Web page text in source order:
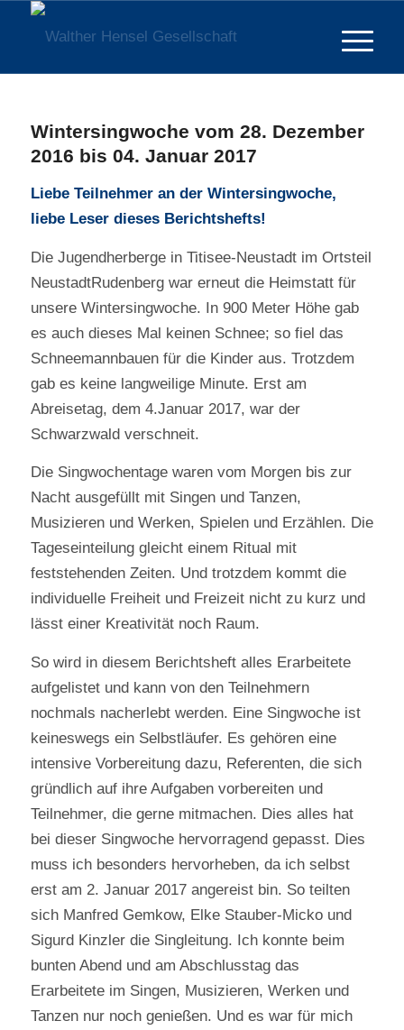
Wintersingwoche vom 28. Dezember
2016 bis 04. Januar 2017
Liebe Teilnehmer an der Wintersingwoche,
liebe Leser dieses Berichtshefts!
Die Jugendherberge in Titisee-Neustadt im Ortsteil
NeustadtRudenberg war erneut die Heimstatt für
unsere Wintersingwoche. In 900 Meter Höhe gab
es auch dieses Mal keinen Schnee; so fiel das
Schneemannbauen für die Kinder aus. Trotzdem
gab es keine langweilige Minute. Erst am
Abreisetag, dem 4.Januar 2017, war der
Schwarzwald verschneit.
Die Singwochentage waren vom Morgen bis zur
Nacht ausgefüllt mit Singen und Tanzen,
Musizieren und Werken, Spielen und Erzählen. Die
Tageseinteilung gleicht einem Ritual mit
feststehenden Zeiten. Und trotzdem kommt die
individuelle Freiheit und Freizeit nicht zu kurz und
lässt einer Kreativität noch Raum.
So wird in diesem Berichtsheft alles Erarbeitete
aufgelistet und kann von den Teilnehmern
nochmals nacherlebt werden. Eine Singwoche ist
keineswegs ein Selbstläufer. Es gehören eine
intensive Vorbereitung dazu, Referenten, die sich
gründlich auf ihre Aufgaben vorbereiten und
Teilnehmer, die gerne mitmachen. Dies alles hat
bei dieser Singwoche hervorragend gepasst. Dies
muss ich besonders hervorheben, da ich selbst
erst am 2. Januar 2017 angereist bin. So teilten
sich Manfred Gemkow, Elke Stauber-Micko und
Sigurd Kinzler die Singleitung. Ich konnte beim
bunten Abend und am Abschlusstag das
Erarbeitete im Singen, Musizieren, Werken und
Tanzen nur noch genießen. Und es war für mich